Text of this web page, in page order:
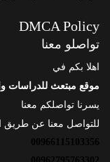
DMCA Policy
تواصلو معنا
اهلا بكم في
موقع مبتعث للدراسات
يسرنا تواصلكم معنا
للتواصل معنا عن طريق
00966115103356